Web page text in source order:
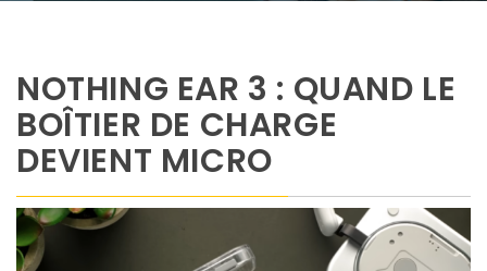
NOTHING EAR 3 : QUAND LE
BOÎTIER DE CHARGE
DEVIENT MICRO